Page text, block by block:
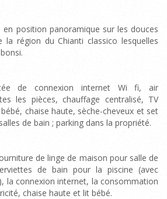
position panoramique sur les douces
la région du Chianti classico lesquelles
de connexion internet Wi fi, air
les pièces, chauffage centralisé, TV
chaise haute, sèche-cheveux et set
de bain ; parking dans la propriété.
de linge de maison pour salle de
de bain pour la piscine (avec
la connexion internet, la consommation
chaise haute et lit bébé.